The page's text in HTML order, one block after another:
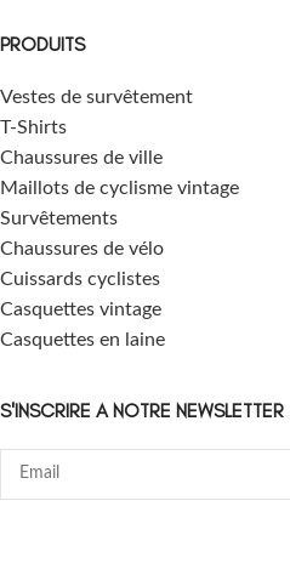
PRODUITS
Vestes de survêtement
T-Shirts
Chaussures de ville
Maillots de cyclisme vintage
Survêtements
Chaussures de vélo
Cuissards cyclistes
Casquettes vintage
Casquettes en laine
S'INSCRIRE A NOTRE NEWSLETTER